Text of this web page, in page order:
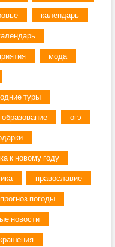
календарь
мода
туры
образование огэ
к новому году
православие
прогноз погоды
новости